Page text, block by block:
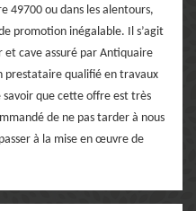
49700 ou dans les alentours,
promotion inégalable. Il s’agit
et cave assuré par Antiquaire
prestataire qualifié en travaux
savoir que cette offre est très
de ne pas tarder à nous
à la mise en œuvre de